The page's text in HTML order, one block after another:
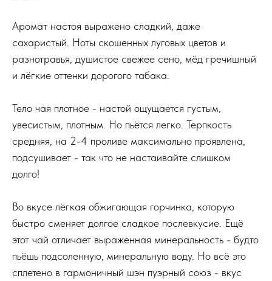
Аромат настоя выражено сладкий, даже
сахаристый. Ноты скошенных луговых цветов и
разнотравья, душистое свежее сено, мёд гречишный
и лёгкие оттенки дорогого табака.
Тело чая плотное - настой ощущается густым,
увесистым, плотным. Но пьётся легко. Терпкость
средняя, на 2-4 проливе максимально проявлена,
подсушивает - так что не настаивайте слишком
долго!
Во вкусе лёгкая обжигающая горчинка, которую
быстро сменяет долгое сладкое послевкусие. Ещё
этот чай отличает выраженная минеральность - будто
пьёшь подсоленную, минеральную воду. Но всё это
сплетено в гармоничный шэн пуэрный союз - вкус